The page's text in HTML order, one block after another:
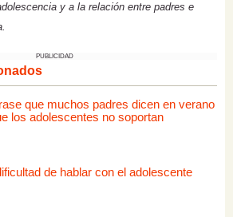
y a la relación entre padres e
PUBLICIDAD
que muchos padres dicen en verano
los adolescentes no soportan
de hablar con el adolescente